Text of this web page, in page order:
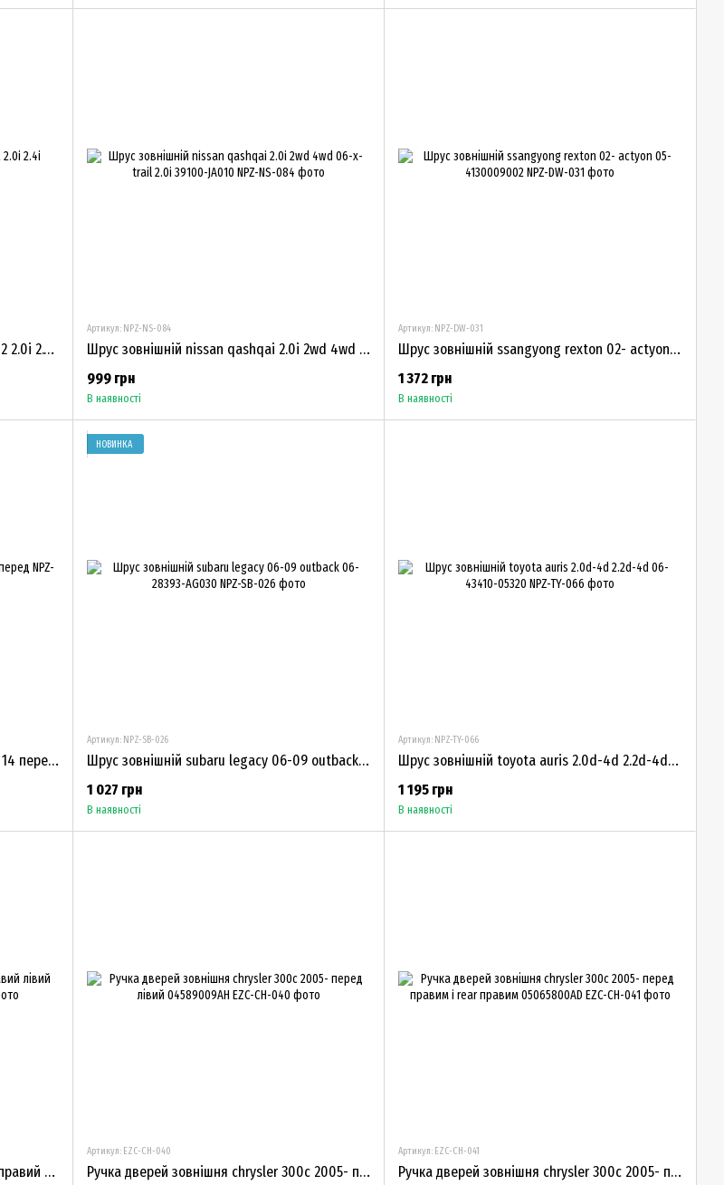
Шрус зовнішній mitsubishi outlander 2 2.0i 2.4i 3815A075
Артикул: NPZ-NS-084
Шрус зовнішній nissan qashqai 2.0i 2wd 4wd 06-x-trail 2.0i 39100-JA010
999 грн
В наявності
Артикул: NPZ-DW-031
Шрус зовнішній ssangyong rexton 02- actyon 05- 4130009002
1 372 грн
В наявності
Шрус зовнішній subaru forester 14 xv 14 перед NPZ-SB-027
НОВИНКА
Артикул: NPZ-SB-026
Шрус зовнішній subaru legacy 06-09 outback 06-28393-AG030
1 027 грн
В наявності
Артикул: NPZ-TY-066
Шрус зовнішній toyota auris 2.0d-4d 2.2d-4d 06-43410-05320
1 195 грн
В наявності
Ручка двері зовнішня audi q7 2006- правий лівий перед i rear 4L0837205
Артикул: EZC-CH-040
Ручка дверей зовнішня chrysler 300c 2005- перед лівий 04589009AH
Артикул: EZC-CH-041
Ручка дверей зовнішня chrysler 300c 2005- перед правим i rear правим 05065800AD